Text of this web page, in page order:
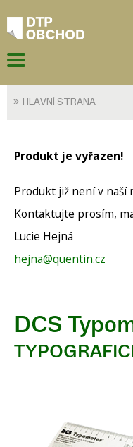
HLAVNÍ STRANA
Produkt je vyřazen!
Produkt již není v naší
Kontaktujte prosím,
Lucie Hejná
hejna@quentin.cz
DCS